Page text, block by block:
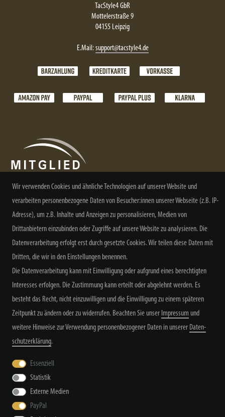
TacStyle4 GbR
Mottelerstraße 9
04155 Leipzig
E.Mail:support@tacstyle4.de
NEWSLETTER ABONNIEREN
Alle Preisangaben inkl. MwSt. zzgl. Versand
Daten­schutz­erklärung
Wir verwenden Cookies und ähnliche Technologien auf unserer Website und
verarbeiten personenbezogene Daten von Besucher:innen unserer Webseite (z.B. IP-
Adresse), um z.B. Inhalte und Anzeigen zu personalisieren, Medien von
Drittanbietern einzubinden oder Zugriffe auf unsere Website zu analysieren. Die
Datenverarbeitung erfolgt erst durch gesetzte Cookies. Wir teilen diese Daten mit
Dritten, die wir in den Einstellungen benennen.
Die Datenverarbeitung kann mit Einwilligung oder aufgrund eines berechtigten
Interesses erfolgen. Die Zustimmung kann erteilt oder abgelehnt werden. Es
besteht das Recht, nicht einzuwilligen und die Einwilligung zu einem späteren
Zeitpunkt zu ändern oder zu widerrufen. Beachten Sie unser Impressum und
weitere Hinweise zur Verwendung personenbezogener Daten in unserer Daten­
schutz­erklärung.
Essenziell
Statistik
Externe Medien
PayPal